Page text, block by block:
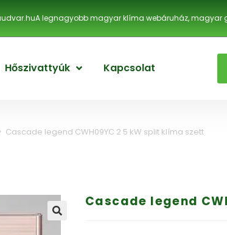
A legnagyobb magyar klíma webáruház, magyar
Hőszivattyúk Kapcsolat
Cascade legend CWH09YC 2 5 kW split klíma szett
Cascade legend